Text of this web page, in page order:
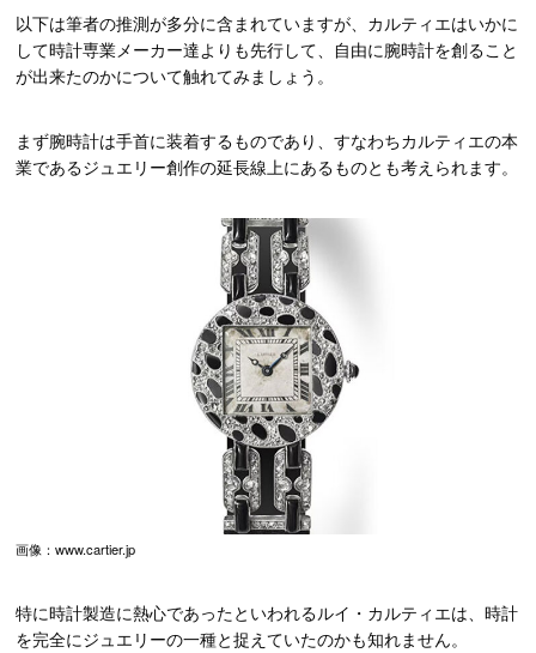
以下は筆者の推測が多分に含まれていますが、カルティエはいかに
して時計専業メーカー達よりも先行して、自由に腕時計を創ること
が出来たのかについて触れてみましょう。
まず腕時計は手首に装着するものであり、すなわちカルティエの本
業であるジュエリー創作の延長線上にあるものとも考えられます。
画像：www.cartier.jp
特に時計製造に熱心であったといわれるルイ・カルティエは、時計
を完全にジュエリーの一種と捉えていたのかも知れません。